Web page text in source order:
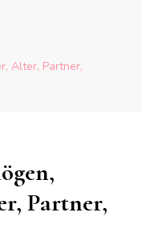
Alter, Partner,
Partner,